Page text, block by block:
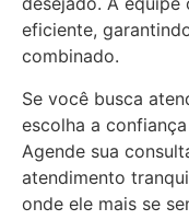
eficiente,
combinado.
Se você busca
escolha a
Agende sua
atendimento
onde ele mais se